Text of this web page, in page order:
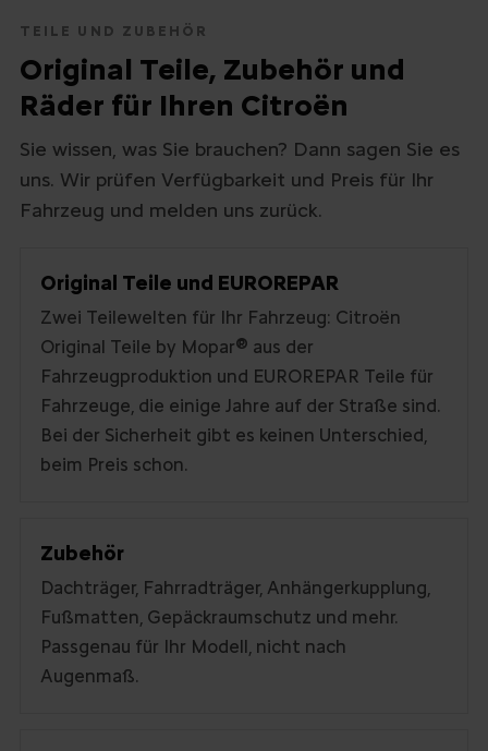
TEILE UND ZUBEHÖR
Original Teile, Zubehör und
Räder für Ihren Citroën
Sie wissen, was Sie brauchen? Dann sagen Sie es
uns. Wir prüfen Verfügbarkeit und Preis für Ihr
Fahrzeug und melden uns zurück.
Original Teile und EUROREPAR
Zwei Teilewelten für Ihr Fahrzeug: Citroën
Original Teile by Mopar® aus der
Fahrzeugproduktion und EUROREPAR Teile für
Fahrzeuge, die einige Jahre auf der Straße sind.
Bei der Sicherheit gibt es keinen Unterschied,
beim Preis schon.
Zubehör
Dachträger, Fahrradträger, Anhängerkupplung,
Fußmatten, Gepäckraumschutz und mehr.
Passgenau für Ihr Modell, nicht nach
Augenmaß.